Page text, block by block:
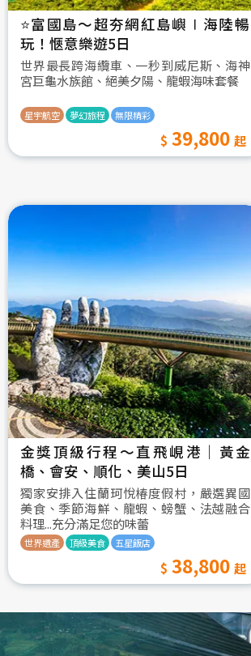
⭐️富國島～超夯網紅島嶼∣海陸暢
玩！愜意樂遊5日
世界最長跨海纜車、一秒到威尼斯、海神
宮巨龜水族館、絕美夕陽、龍蝦海味套餐
星宇航空 夢幻旅程 無限精彩
39,800
金獎頂級行程～直飛峴港｜黃金
橋、會安、順化、美山5日
獨家安排入住蘭珂悅椿度假村，嚴選異國
美食、季節海鮮、龍蝦、螃蟹、法越融合
料理...充分滿足您的味蕾
世界遺產 頂級美食 五星飯店
38,800